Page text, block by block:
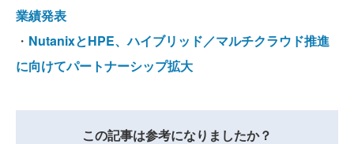
業績発表
・ NutanixとHPE、ハイブリッド／マルチクラウド推進
に向けてパートナーシップ拡大
この記事は参考になりましたか？